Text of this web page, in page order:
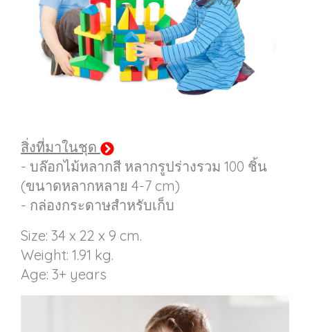
สิ่งที่มาในชุด
- บล๊อกไม้หลากสี หลากรูปร่างรวม 100 ชิ้น
(ขนาดหลากหลาย 4-7 cm)
- กล่องกระดาษสำหรับเก็บ
Size: 34 x 22 x 9 cm.
Weight: 1.91 kg.
Age: 3+ years